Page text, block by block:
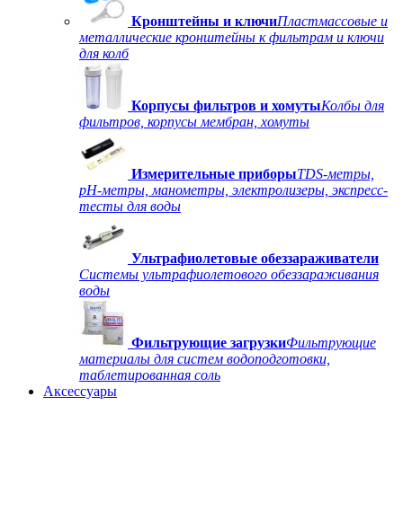
Кронштейны и ключиПластмассовые и
металлические кронштейны к фильтрам и ключи
для колб
Корпусы фильтров и хомутыКолбы для
фильтров, корпусы мембран, хомуты
Измерительные приборыTDS-метры,
рН-метры, манометры, электролизеры, экспресс-
тесты для воды
Ультрафиолетовые обеззараживатели
Системы ультрафиолетового обеззараживания
воды
Фильтрующие загрузкиФильтрующие
материалы для систем водоподготовки,
таблетированная соль
Аксессуары